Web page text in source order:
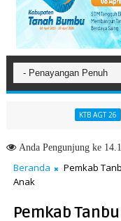
KTB AGT 26
AndaPengunjung ke
Beranda Pemkab
Anak
Pemkab